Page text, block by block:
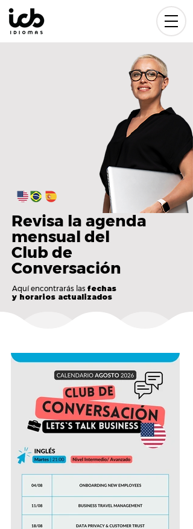
Revisa la agenda
mensual del
Club de
Conversación
Aquí encontrarás las fechas
y horarios actualizados